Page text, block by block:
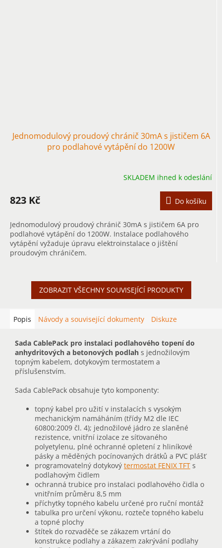
Jednomodulový proudový chránič 30mA s jističem 6A
pro podlahové vytápění do 1200W
SKLADEM ihned k odeslání
823 Kč Do košíku
Jednomodulový proudový chránič 30mA s jističem 6A pro
podlahové vytápění do 1200W. Instalace podlahového
vytápění vyžaduje úpravu elektroinstalace o jištění
proudovým chráničem.
ZOBRAZIT VŠECHNY SOUVISEJÍCÍ PRODUKTY
Popis Návody a související dokumenty Diskuze
Sada CablePack pro instalaci podlahového topení do
anhydritových a betonových podlah s jednožilovým
topným kabelem, dotykovým termostatem a
příslušenstvím.
Sada CablePack obsahuje tyto komponenty:
topný kabel pro užití v instalacích s vysokým
mechanickým namáháním (třídy M2 dle IEC
60800:2009 čl. 4); jednožilové jádro ze slaněné
rezistence, vnitřní izolace ze síťovaného
polyetylenu, plné ochranné opletení z hliníkové
pásky a měděných pocínovaných drátků a PVC plášť
programovatelný dotykový termostat FENIX TFT s
podlahovým čidlem
ochranná trubice pro instalaci podlahového čidla o
vnitřním průměru 8,5 mm
příchytky topného kabelu určené pro ruční montáž
tabulka pro určení výkonu, rozteče topného kabelu
a topné plochy
štítek do rozvaděče se zákazem vrtání do
konstrukce podlahy a zákazem zakrývání podlahy